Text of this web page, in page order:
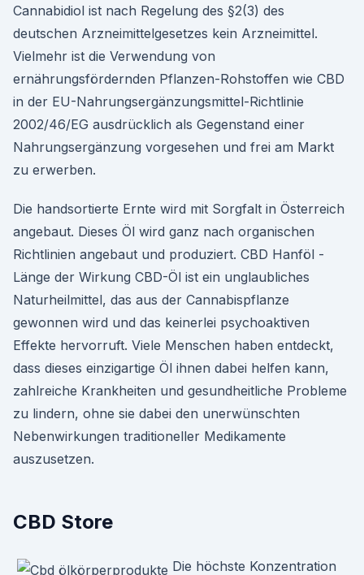
Cannabidiol ist nach Regelung des §2(3) des
deutschen Arzneimittelgesetzes kein Arzneimittel.
Vielmehr ist die Verwendung von
ernährungsfördernden Pflanzen-Rohstoffen wie CBD
in der EU-Nahrungsergänzungsmittel-Richtlinie
2002/46/EG ausdrücklich als Gegenstand einer
Nahrungsergänzung vorgesehen und frei am Markt
zu erwerben.
Die handsortierte Ernte wird mit Sorgfalt in Österreich
angebaut. Dieses Öl wird ganz nach organischen
Richtlinien angebaut und produziert. CBD Hanföl -
Länge der Wirkung CBD-Öl ist ein unglaubliches
Naturheilmittel, das aus der Cannabispflanze
gewonnen wird und das keinerlei psychoaktiven
Effekte hervorruft. Viele Menschen haben entdeckt,
dass dieses einzigartige Öl ihnen dabei helfen kann,
zahlreiche Krankheiten und gesundheitliche Probleme
zu lindern, ohne sie dabei den unerwünschten
Nebenwirkungen traditioneller Medikamente
auszusetzen.
CBD Store
Die höchste Konzentration